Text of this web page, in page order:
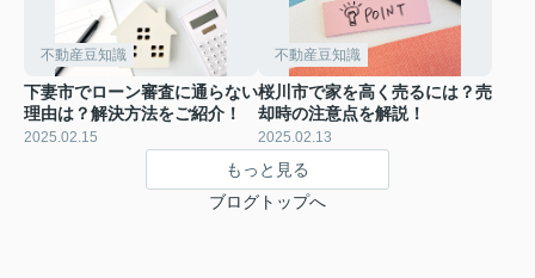
不動産豆知識
下妻市でローン審査に通らない
理由は？解決方法をご紹介！
2025.02.15
不動産豆知識
桜川市で家を高く売るには？売
却時の注意点を解説！
2025.02.13
もっと見る
ブログトップへ